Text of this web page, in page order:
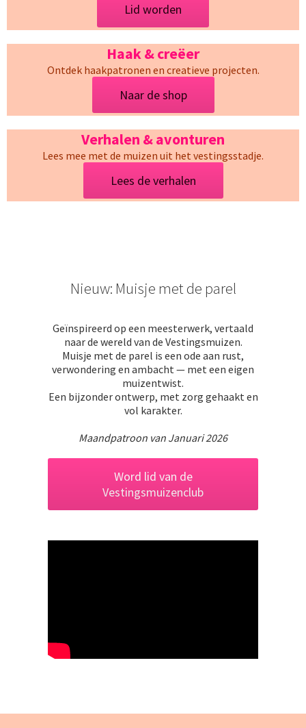
Lid worden
Haak & creëer
Ontdek haakpatronen en creatieve projecten.
Naar de shop
Verhalen & avonturen
Lees mee met de muizen uit het vestingsstadje.
Lees de verhalen
Nieuw: Muisje met de parel
Geïnspireerd op een meesterwerk, vertaald
naar de wereld van de Vestingsmuizen.
Muisje met de parel is een ode aan rust,
verwondering en ambacht — met een eigen
muizentwist.
Een bijzonder ontwerp, met zorg gehaakt en
vol karakter.
Maandpatroon van Januari 2026
Word lid van de
Vestingsmuizenclub